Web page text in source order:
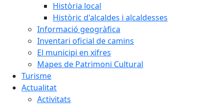
Història local
Històric d'alcaldes i alcaldesses
Informació geogràfica
Inventari oficial de camins
El municipi en xifres
Mapes de Patrimoni Cultural
Turisme
Actualitat
Activitats